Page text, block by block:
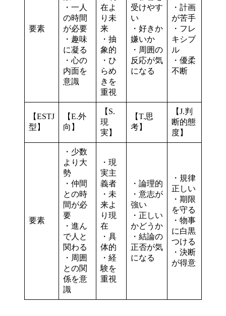
要素
・一人
の時間
が必要
・趣味
に凝る
・心の
内面を
意識
在よ
り未
来
・抽
象的
・ひ
らめ
きを
重視
受けやす
い
・好きか
嫌いか
・周囲の
反応が気
になる
・計画
が苦手
・フレ
キシブ
ル
・優柔
不断
【ESTJ
型】
【E.外
向】
【S.
現
実】
【T.思
考】
【J.判
断的態
度】
要素
・少数
より大
勢
・仲間
との時
間が必
要
・進ん
で人と
関わる
・周囲
との関
係を意
識
・現
実主
義者
・未
来よ
り現
在
・具
体的
・経
験を
重視
・論理的
・意志が
強い
・正しい
かどうか
・結論の
正否が気
になる
・規律
正しい
・期限
を守る
・物事
に白黒
つける
・決断
が得意